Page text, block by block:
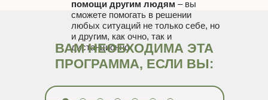
помощи другим людям – вы
сможете помогать в решении
любых ситуаций не только себе, но
и другим, как очно, так и
дистанционно
ВАМ НЕОБХОДИМА ЭТА
ПРОГРАММА, ЕСЛИ ВЫ: